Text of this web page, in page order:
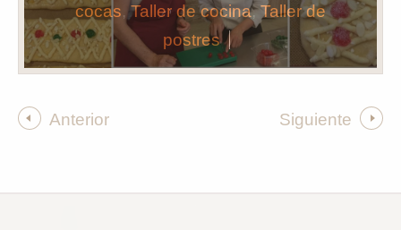
cocas,Taller de cocina,Taller de
postres
Anterior Siguiente